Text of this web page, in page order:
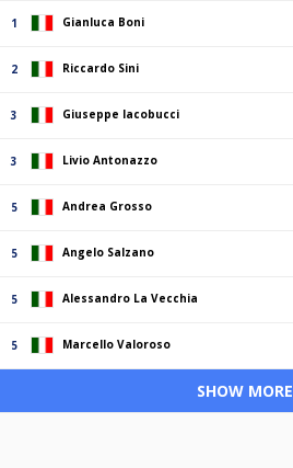
1 Gianluca Boni
2 Riccardo Sini
3 Giuseppe Iacobucci
3 Livio Antonazzo
5 Andrea Grosso
5 Angelo Salzano
5 Alessandro La Vecchia
5 Marcello Valoroso
SHOW MORE